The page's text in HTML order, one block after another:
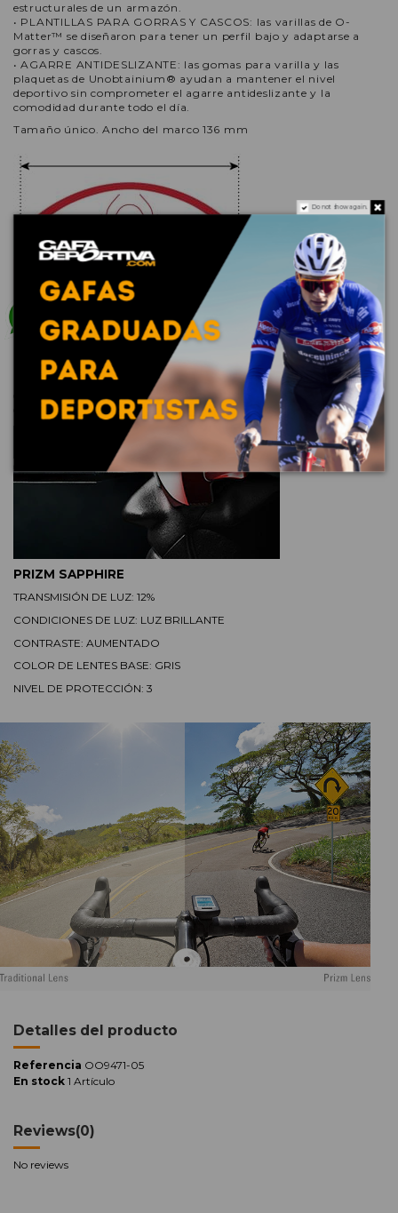
estructurales de un armazón.
• PLANTILLAS PARA GORRAS Y CASCOS: las varillas de O-
Matter™ se diseñaron para tener un perfil bajo y adaptarse a
gorras y cascos.
• AGARRE ANTIDESLIZANTE: las gomas para varilla y las
plaquetas de Unobtainium® ayudan a mantener el nivel
deportivo sin comprometer el agarre antideslizante y la
comodidad durante todo el día.
Tamaño único. Ancho del marco 136 mm
CARACTERÍSTICAS DE LA LENTE
PROTECCIÓN CONTRA IMPACTOS
Las lentes Oakley están diseñadas y probadas bajo condiciones extremas
de masa alta y alta velocidad para garantizar una protección sin
concesiones en una amplia gama de condiciones difíciles.
PRIZM SAPPHIRE
TRANSMISIÓN DE LUZ: 12%
CONDICIONES DE LUZ: LUZ BRILLANTE
CONTRASTE: AUMENTADO
COLOR DE LENTES BASE: GRIS
NIVEL DE PROTECCIÓN: 3
Detalles del producto
Referencia OO9471-05
En stock 1 Artículo
Reviews(0)
No reviews
Do not show again.